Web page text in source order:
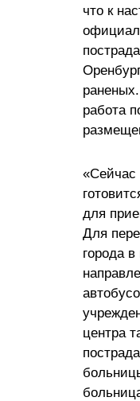
что к
работа
«Сейчас
для
Для
города в
центра